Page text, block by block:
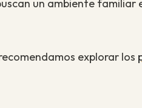
un ambiente familiar
explorar los